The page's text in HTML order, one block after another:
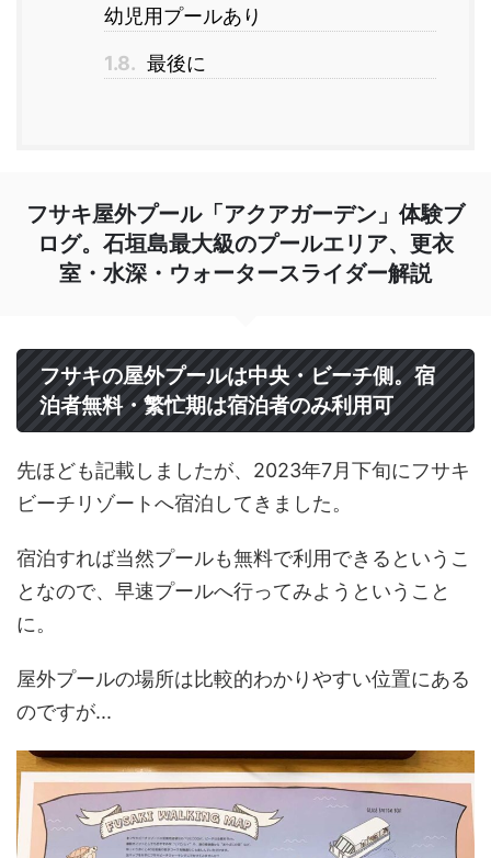
幼児用プールあり
1.8. 最後に
フサキ屋外プール「アクアガーデン」体験ブ
ログ。石垣島最大級のプールエリア、更衣
室・水深・ウォータースライダー解説
フサキの屋外プールは中央・ビーチ側。宿
泊者無料・繁忙期は宿泊者のみ利用可
先ほども記載しましたが、2023年7月下旬にフサキ
ビーチリゾートへ宿泊してきました。
宿泊すれば当然プールも無料で利用できるというこ
となので、早速プールへ行ってみようということ
に。
屋外プールの場所は比較的わかりやすい位置にある
のですが...